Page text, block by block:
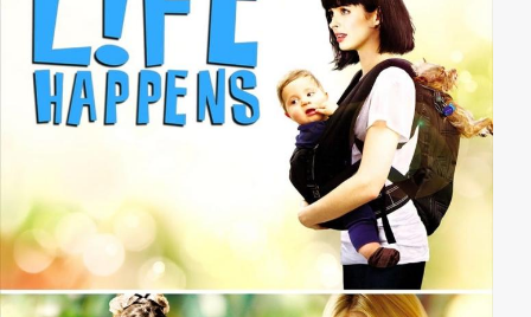
Balletttänzer des Colleges sowie des Musicalchors
gelingt es Whittier und Monica, den Plan in die Tat
umzusetzen. Als Konkurrenz wollen sie bei den
anstehenden Meisterschaften ebenfalls antreten.